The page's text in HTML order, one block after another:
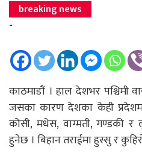
breaking news
-
काठमाडौं । हाल देशभर पश्चिमी
जसका कारण देशका केही
कोसी, मधेस, वाग्मती, गण्डकी
हुनेछ । बिहान तराईमा हुस्सु र